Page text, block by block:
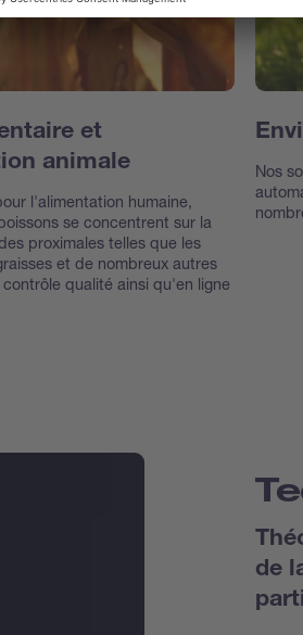
et
animale
l'alimentation humaine,
se concentrent sur la
proximales telles que les
et de nombreux autres
qualité ainsi qu'en ligne
Nos
de